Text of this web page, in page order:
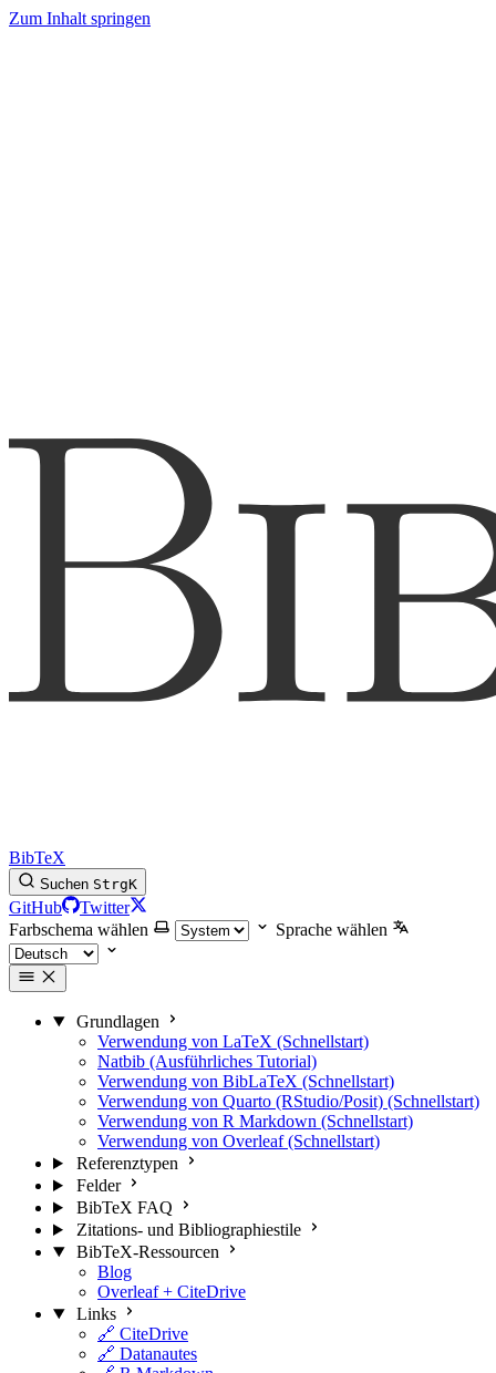
Zum Inhalt springen
BibTeX
Suchen StrgK
GitHub
Twitter
Farbschema wählen
Sprache wählen
Grundlagen
Verwendung von LaTeX (Schnellstart)
Natbib (Ausführliches Tutorial)
Verwendung von BibLaTeX (Schnellstart)
Verwendung von Quarto (RStudio/Posit) (Schnellstart)
Verwendung von R Markdown (Schnellstart)
Verwendung von Overleaf (Schnellstart)
Referenztypen
Felder
BibTeX FAQ
Zitations- und Bibliographiestile
BibTeX-Ressourcen
Blog
Overleaf + CiteDrive
Links
🔗 CiteDrive
🔗 Datanautes